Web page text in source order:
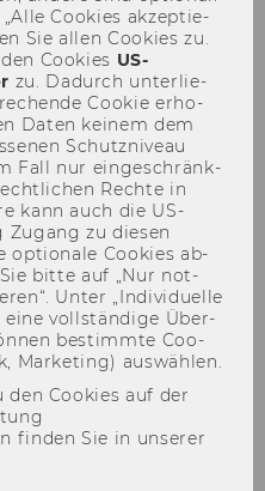
Coo­kies ak­zep­tie­
Sie allen Coo­kies zu.
Coo­kies US-​
zu. Da­durch un­ter­lie­
Coo­kie er­ho­
Daten kei­nem dem
Schutz­ni­veau
Fall nur ein­ge­schränk­
Rech­te in
kann auch die US-​
Zu­gang zu die­sen
op­tio­na­le Coo­kies ab­
bitte auf „Nur not­
Unter „In­di­vi­du­el­le
eine voll­stän­di­ge Über­
be­stimm­te Coo­
Mar­ke­ting) aus­wäh­len.
Cookies auf der
finden Sie in unserer